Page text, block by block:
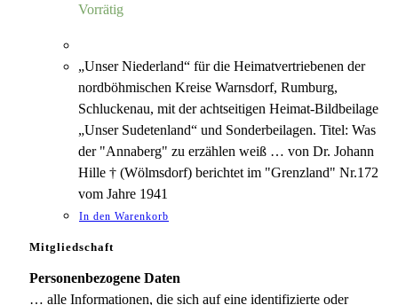
Vorrätig
„Unser Niederland“ für die Heimatvertriebenen der
nordböhmischen Kreise Warnsdorf, Rumburg,
Schluckenau, mit der achtseitigen Heimat-Bildbeilage
„Unser Sudetenland“ und Sonderbeilagen. Titel: Was
der "Annaberg" zu erzählen weiß … von Dr. Johann
Hille † (Wölmsdorf) berichtet im "Grenzland" Nr.172
vom Jahre 1941
In den Warenkorb
Mitgliedschaft
Personenbezogene Daten
… alle Informationen, die sich auf eine identifizierte oder